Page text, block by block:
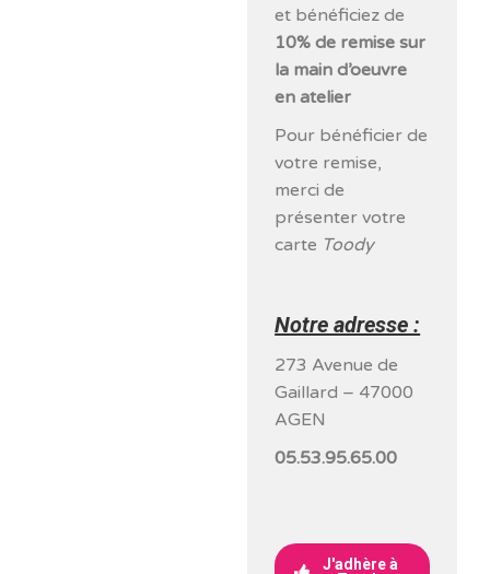
et bénéficiez de
10% de remise sur
la main d’oeuvre
en atelier
Pour bénéficier de
votre remise,
merci de
présenter votre
carte Toody
Notre adresse :
273 Avenue de
Gaillard – 47000
AGEN
05.53.95.65.00
J'adhère à